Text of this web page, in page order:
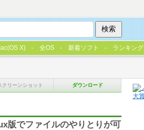
クリーンショット ダウンロード
版でファイルのやりとりが可
X) 全OS 新着ソフト ランキング